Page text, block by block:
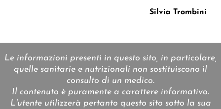
Silvia Trombini
Le informazioni presenti in questo sito, in particolare,
quelle sanitarie e nutrizionali non sostituiscono il
consulto di un medico.
Il contenuto è puramente a carattere informativo.
L'utente utilizzerà pertanto questo sito sotto la sua